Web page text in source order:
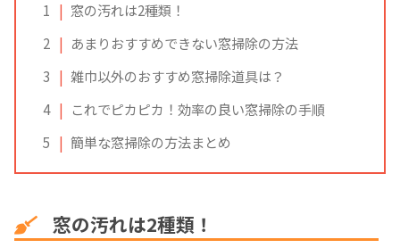
1
窓の汚れは2種類！
2
あまりおすすめできない窓掃除の方法
3
雑巾以外のおすすめ窓掃除道具は？
4
これでピカピカ！効率の良い窓掃除の手順
5
簡単な窓掃除の方法まとめ
窓の汚れは2種類！